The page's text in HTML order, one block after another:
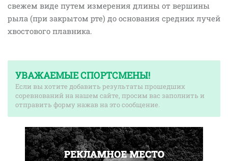
свежем виде путем измерения длины от вершины
рыла (при закрытом рте) до основания средних лучей
хвостового плавника.
УВАЖАЕМЫЕ СПОРТСМЕНЫ!
Если вы хотите добавить результаты прошедших
соревнований на нашем сайте, просим вас заполнить и
отправить форму нажав на это сообщение.